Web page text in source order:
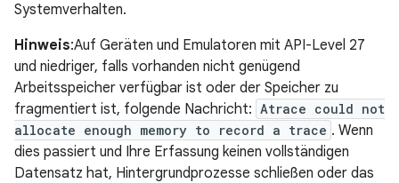
Systemverhalten.
Hinweis:Auf Geräten und Emulatoren mit API-Level 27
und niedriger, falls vorhanden nicht genügend
Arbeitsspeicher verfügbar ist oder der Speicher zu
fragmentiert ist, folgende Nachricht: Atrace could not
allocate enough memory to record a trace . Wenn
dies passiert und Ihre Erfassung keinen vollständigen
Datensatz hat, Hintergrundprozesse schließen oder das